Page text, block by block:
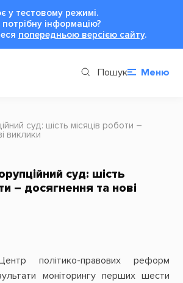
у тестовому режимі.
інформацію?
попередньою версією сайту.
Пошук Меню
суд: шість місяців роботи –
виклики
суд: шість
– досягнення та нові
політико-правових реформ
моніторингу перших шести